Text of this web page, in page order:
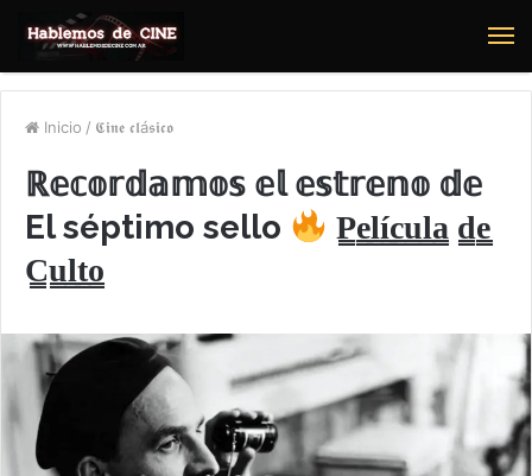
Inicio / 𝕮𝖎𝖓𝖊 𝖈𝖑á𝖘𝖎𝖈𝖔
ℝ𝕖𝕔𝕠𝕣𝕕𝕒𝕞𝕠𝕤 𝕖𝕝 𝕖𝕤𝕥𝕣𝕖𝕟𝕠 𝕕𝕖
El séptimo sello
P̳e̳l̳í̳c̳u̳l̳a̳ d̳e̳
C̳u̳l̳t̳o̳